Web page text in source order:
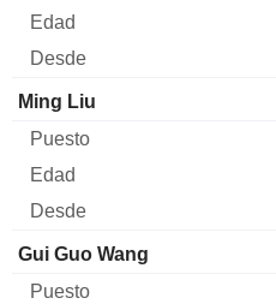
Ming Liu
Gui Guo Wang